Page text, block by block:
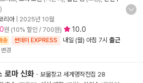
리아| 2025년 10월
원 (10% 할인 / 700원) 10.0
송 썬데이 EXPRESS 내일 (월) 아침 7시 출근
변경
로마 신화 - 보물창고 세계명작전집 28